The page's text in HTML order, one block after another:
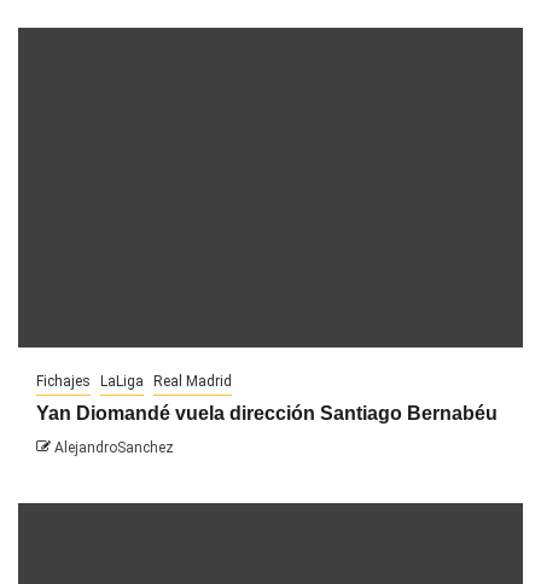
Fichajes LaLiga Real Madrid
Yan Diomandé vuela dirección Santiago Bernabéu
AlejandroSanchez